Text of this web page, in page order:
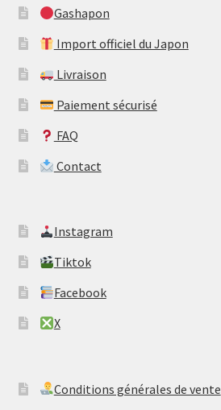
Gashapon
Import officiel du Japon
Livraison
Paiement sécurisé
FAQ
Contact
​Instagram
​Tiktok
​Facebook
​X
​Conditions générales de vente